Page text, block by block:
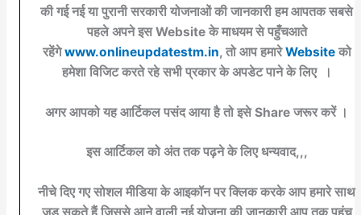
की गई नई या पुरानी सरकारी योजनाओं की जानकारी हम आपतक सबसे
पहले अपने इस Website के माधयम से पहुँचआते
रहेंगेwww.onlineupdatestm.in, तो आप हमारेWebsiteको
हमेशा विजिट करते रहे सभी प्रकार के अपडेट पाने के लिए ।
अगर आपको यह आर्टिकल पसंद आया है तो इसे Share जरूर करें ।
इस आर्टिकल को अंत तक पढ़ने के लिए धन्यवाद,,,
नीचे दिए गए सोशल मीडिया के आइकॉन पर क्लिक करके आप हमारे साथ